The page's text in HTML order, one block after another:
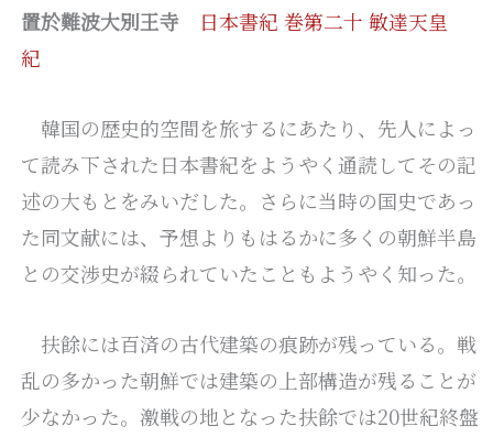
置於難波大別王寺
日本書紀 巻第二十 敏達天皇
紀
韓国の歴史的空間を旅するにあたり、先人によっ
て読み下された日本書紀をようやく通読してその記
述の大もとをみいだした。さらに当時の国史であっ
た同文献には、予想よりもはるかに多くの朝鮮半島
との交渉史が綴られていたこともようやく知った。
扶餘には百済の古代建築の痕跡が残っている。戦
乱の多かった朝鮮では建築の上部構造が残ることが
少なかった。激戦の地となった扶餘では20世紀終盤